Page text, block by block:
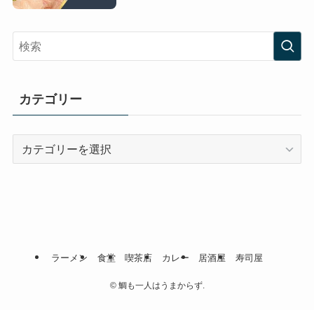
カテゴリー
ラーメン 食堂 喫茶店 カレー 居酒屋 寿司屋
©鯛も一人はうまからず.